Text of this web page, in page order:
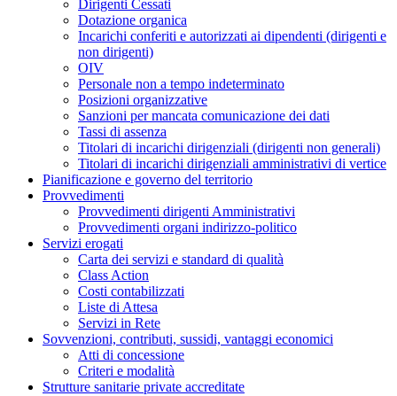
Dirigenti Cessati
Dotazione organica
Incarichi conferiti e autorizzati ai dipendenti (dirigenti e
non dirigenti)
OIV
Personale non a tempo indeterminato
Posizioni organizzative
Sanzioni per mancata comunicazione dei dati
Tassi di assenza
Titolari di incarichi dirigenziali (dirigenti non generali)
Titolari di incarichi dirigenziali amministrativi di vertice
Pianificazione e governo del territorio
Provvedimenti
Provvedimenti dirigenti Amministrativi
Provvedimenti organi indirizzo-politico
Servizi erogati
Carta dei servizi e standard di qualità
Class Action
Costi contabilizzati
Liste di Attesa
Servizi in Rete
Sovvenzioni, contributi, sussidi, vantaggi economici
Atti di concessione
Criteri e modalità
Strutture sanitarie private accreditate